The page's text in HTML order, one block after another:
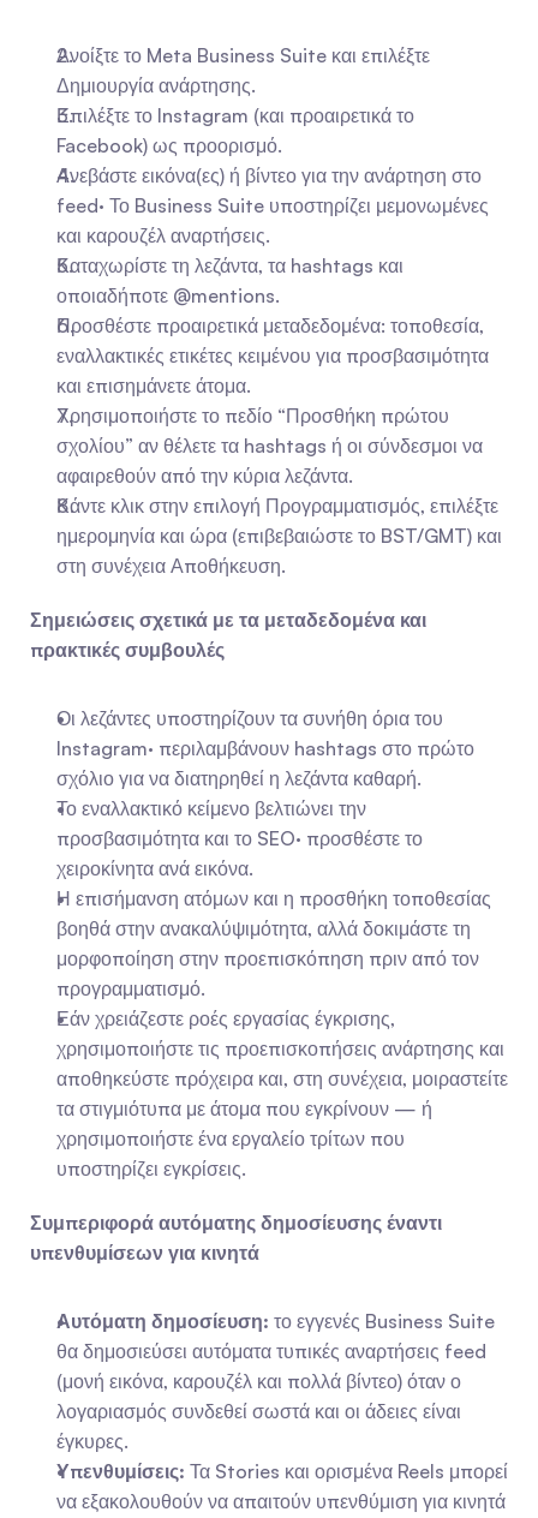
Ανοίξτε το Meta Business Suite και επιλέξτε
Δημιουργία ανάρτησης.
Επιλέξτε το Instagram (και προαιρετικά το
Facebook) ως προορισμό.
Ανεβάστε εικόνα(ες) ή βίντεο για την ανάρτηση στο
feed· Το Business Suite υποστηρίζει μεμονωμένες
και καρουζέλ αναρτήσεις.
Καταχωρίστε τη λεζάντα, τα hashtags και
οποιαδήποτε @mentions.
Προσθέστε προαιρετικά μεταδεδομένα: τοποθεσία,
εναλλακτικές ετικέτες κειμένου για προσβασιμότητα
και επισημάνετε άτομα.
Χρησιμοποιήστε το πεδίο “Προσθήκη πρώτου
σχολίου” αν θέλετε τα hashtags ή οι σύνδεσμοι να
αφαιρεθούν από την κύρια λεζάντα.
Κάντε κλικ στην επιλογή Προγραμματισμός, επιλέξτε
ημερομηνία και ώρα (επιβεβαιώστε το BST/GMT) και
στη συνέχεια Αποθήκευση.
Σημειώσεις σχετικά με τα μεταδεδομένα και
πρακτικές συμβουλές
Οι λεζάντες υποστηρίζουν τα συνήθη όρια του
Instagram· περιλαμβάνουν hashtags στο πρώτο
σχόλιο για να διατηρηθεί η λεζάντα καθαρή.
Το εναλλακτικό κείμενο βελτιώνει την
προσβασιμότητα και το SEO· προσθέστε το
χειροκίνητα ανά εικόνα.
Η επισήμανση ατόμων και η προσθήκη τοποθεσίας
βοηθά στην ανακαλύψιμότητα, αλλά δοκιμάστε τη
μορφοποίηση στην προεπισκόπηση πριν από τον
προγραμματισμό.
Εάν χρειάζεστε ροές εργασίας έγκρισης,
χρησιμοποιήστε τις προεπισκοπήσεις ανάρτησης και
αποθηκεύστε πρόχειρα και, στη συνέχεια, μοιραστείτε
τα στιγμιότυπα με άτομα που εγκρίνουν — ή
χρησιμοποιήστε ένα εργαλείο τρίτων που
υποστηρίζει εγκρίσεις.
Συμπεριφορά αυτόματης δημοσίευσης έναντι
υπενθυμίσεων για κινητά
Αυτόματη δημοσίευση: το εγγενές Business Suite
θα δημοσιεύσει αυτόματα τυπικές αναρτήσεις feed
(μονή εικόνα, καρουζέλ και πολλά βίντεο) όταν ο
λογαριασμός συνδεθεί σωστά και οι άδειες είναι
έγκυρες.
Υπενθυμίσεις: Τα Stories και ορισμένα Reels μπορεί
να εξακολουθούν να απαιτούν υπενθύμιση για κινητά